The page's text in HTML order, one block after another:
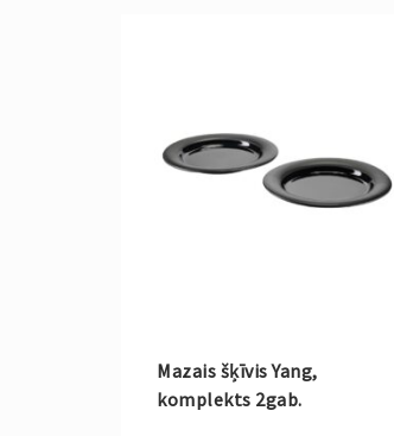
Mazais šķīvis Yang,
komplekts 2gab.